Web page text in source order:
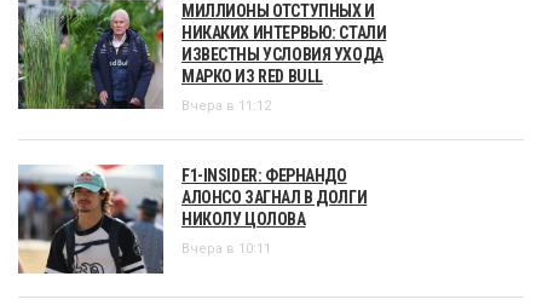
МИЛЛИОНЫ ОТСТУПНЫХ И
НИКАКИХ ИНТЕРВЬЮ: СТАЛИ
ИЗВЕСТНЫ УСЛОВИЯ УХОДА
МАРКО ИЗ RED BULL
Вчера в 11:12
F1-INSIDER: ФЕРНАНДО
АЛОНСО ЗАГНАЛ В ДОЛГИ
НИКОЛУ ЦОЛОВА
Вчера в 10:11